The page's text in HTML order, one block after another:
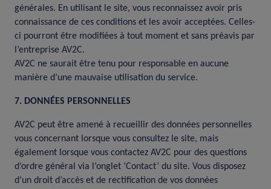
générales. En utilisant le site, vous reconnaissez avoir pris
connaissance de ces conditions et les avoir acceptées. Celles-
ci pourront être modifiées à tout moment et sans préavis par
l’entreprise AV2C.
AV2C ne saurait être tenu pour responsable en aucune
manière d’une mauvaise utilisation du service.
7. DONNÉES PERSONNELLES
AV2C peut être amené à recueillir des données personnelles
vous concernant lorsque vous consultez le site, mais
également lorsque vous contactez AV2C pour des questions
d’ordre général via l’onglet ‘Contact’ du site. Vous disposez
d’un droit d’accès et de rectification de vos données